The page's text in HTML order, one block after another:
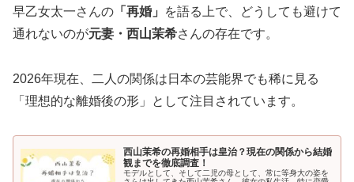
早乙女太一さんの 「再婚」
を語る上で、どうしても避けて
通れないのが元妻・西山茉希さんの存在です。
2026年現在、二人の関係は日本の芸能界でも稀に見る
「理想的な離婚後の形」として注目されています。
西山茉希の再婚相手は皇治？現在の関係から結婚
観までを徹底調査！
モデルとして、そして二児の母として、常に等身大の姿を